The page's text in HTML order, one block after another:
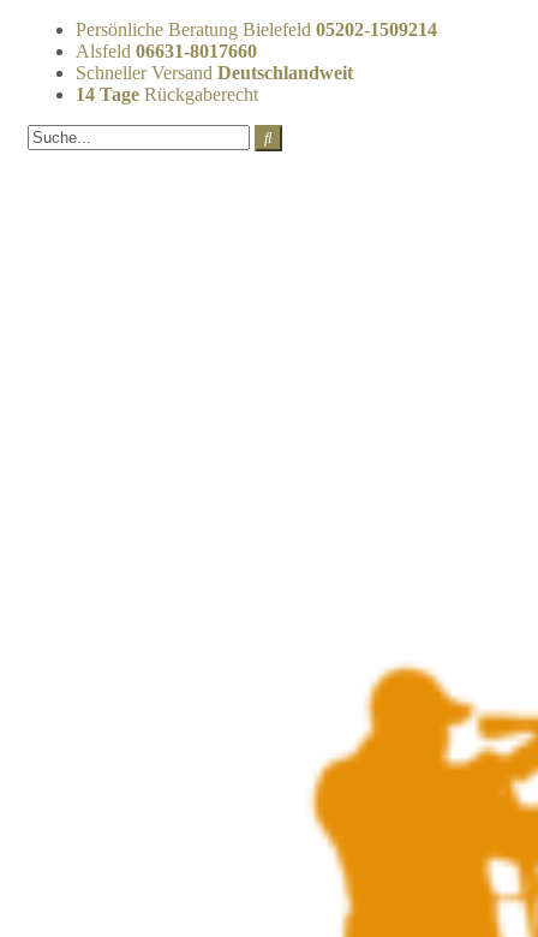
Persönliche Beratung Bielefeld 05202-1509214
Alsfeld 06631-8017660
Schneller Versand Deutschlandweit
14 Tage Rückgaberecht